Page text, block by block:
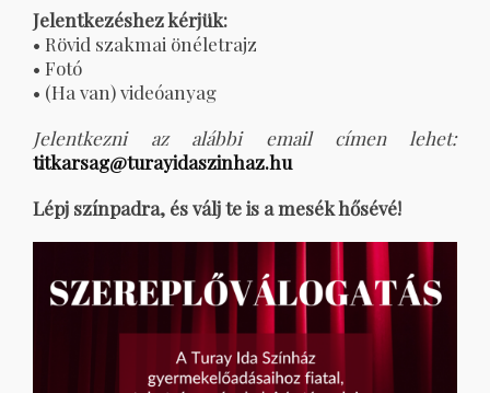
Jelentkezéshez kérjük:
• Rövid szakmai önéletrajz
• Fotó
• (Ha van) videóanyag
Jelentkezni az alábbi email címen lehet:
titkarsag@turayidaszinhaz.hu
Lépj színpadra, és válj te is a mesék hősévé!